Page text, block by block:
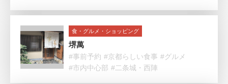
食・グルメ・ショッピング
堺萬
#事前予約 #京都らしい食事 #グルメ
#市内中心部 #二条城・西陣